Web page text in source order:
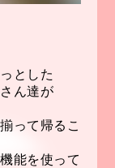
とした
ん達が
って帰るこ
能を使って